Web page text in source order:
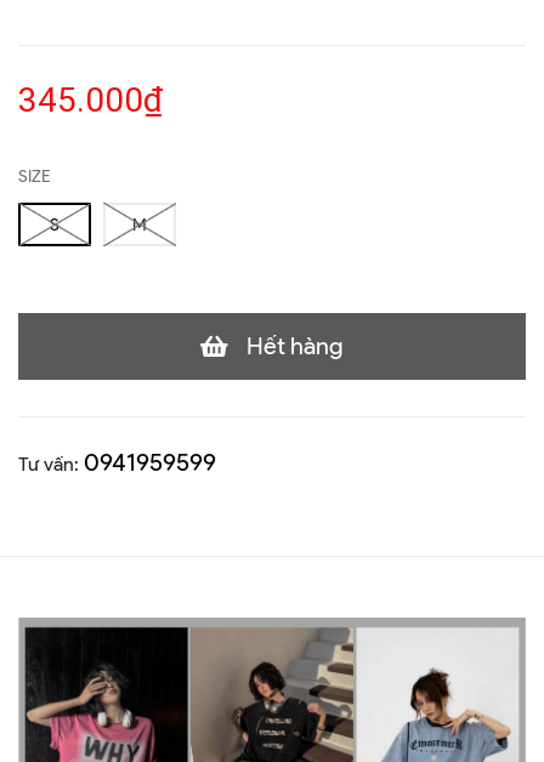
345.000₫
SIZE
S M
Hết hàng
Tư vấn: 0941959599